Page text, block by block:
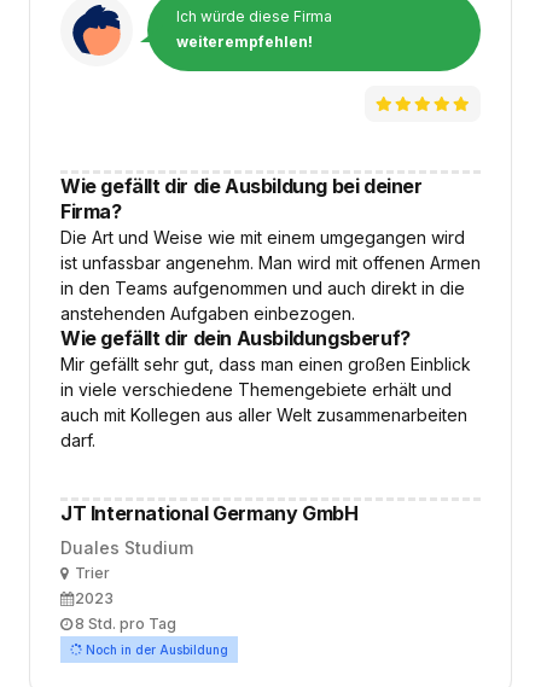
Ich würde diese Firma
weiterempfehlen!
Wie gefällt dir die Ausbildung bei deiner
Firma?
Die Art und Weise wie mit einem umgegangen wird
ist unfassbar angenehm. Man wird mit offenen Armen
in den Teams aufgenommen und auch direkt in die
anstehenden Aufgaben einbezogen.
Wie gefällt dir dein Ausbildungsberuf?
Mir gefällt sehr gut, dass man einen großen Einblick
in viele verschiedene Themengebiete erhält und
auch mit Kollegen aus aller Welt zusammenarbeiten
darf.
JT International Germany GmbH
Duales Studium
OrtTrier
Ausbildungsbeginn
2023
Arbeitszeit
8 Std. pro Tag
Noch in der Ausbildung